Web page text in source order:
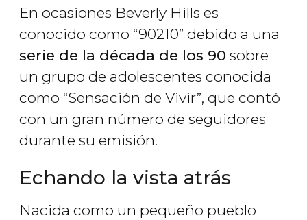
En ocasiones Beverly Hills es
conocido como “90210” debido a una
serie de la década de los 90 sobre
un grupo de adolescentes conocida
como “Sensación de Vivir”, que contó
con un gran número de seguidores
durante su emisión.
Echando la vista atrás
Nacida como un pequeño pueblo